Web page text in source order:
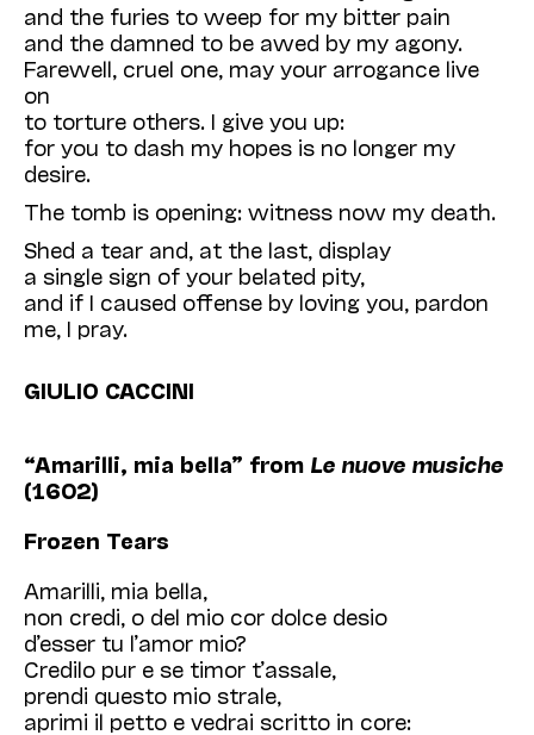
and the furies to weep for my bitter pain
and the damned to be awed by my agony.
Farewell, cruel one, may your arrogance live
on
to torture others. I give you up:
for you to dash my hopes is no longer my
desire.
The tomb is opening: witness now my death.
Shed a tear and, at the last, display
a single sign of your belated pity,
and if I caused offense by loving you, pardon
me, I pray.
GIULIO CACCINI
“Amarilli, mia bella” from Le nuove musiche
(1602)
Frozen Tears
Amarilli, mia bella,
non credi, o del mio cor dolce desio
d’esser tu l’amor mio?
Credilo pur e se timor t’assale,
prendi questo mio strale,
aprimi il petto e vedrai scritto in core: